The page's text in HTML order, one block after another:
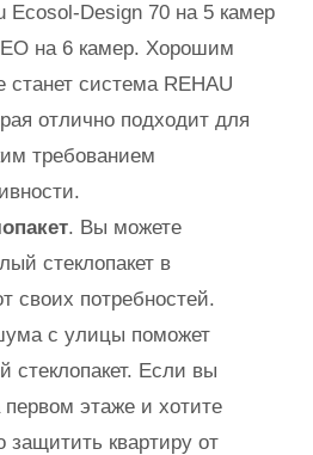
Ecosol-Design 70 на 5 камер
на 6 камер. Хорошим
станет система REHAU
отлично подходит для
требованием
. Вы можете
стеклопакет в
своих потребностей.
с улицы поможет
Если вы
первом этаже и хотите
защитить квартиру от